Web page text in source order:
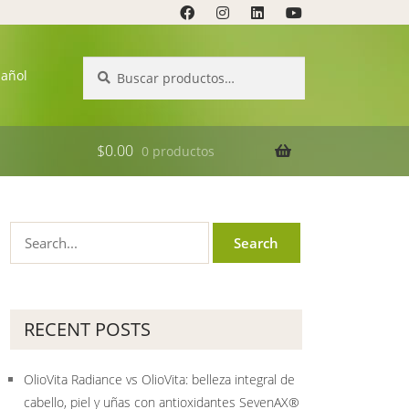
por:
$0.00 0 productos
RECENT POSTS
OlioVita Radiance vs OlioVita: belleza integral de
cabello, piel y uñas con antioxidantes SevenAX®